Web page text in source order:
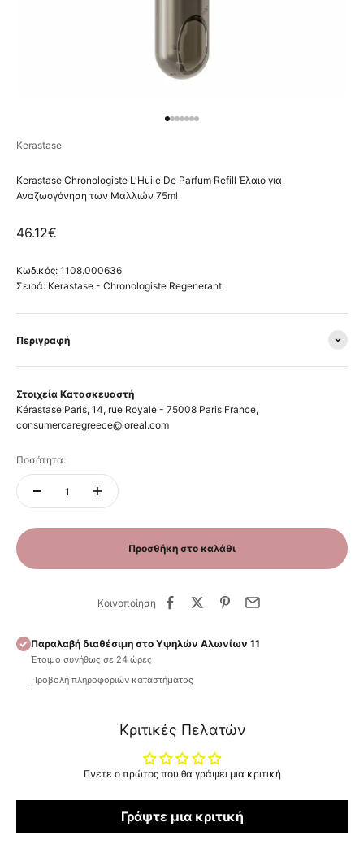
Kerastase
Kerastase Chronologiste L'Ηuile De Parfum Refill Έλαιο για
Αναζωογόνηση των Μαλλιών 75ml
Τιμή πώλησης
46.12€
Κωδικός: 1108.000636
Σειρά: Kerastase - Chronologiste Regenerant
Περιγραφή
Στοιχεία Κατασκευαστή
Kérastase Paris, 14, rue Royale - 75008 Paris France,
consumercaregreece@loreal.com
Ποσότητα:
Προσθήκη στο καλάθι
Κοινοποίηση
Παραλαβή διαθέσιμη στο Υψηλών Αλωνίων 11
Έτοιμο συνήθως σε 24 ώρες
Προβολή πληροφοριών καταστήματος
Κριτικές Πελατών
Γίνετε ο πρώτος που θα γράψει μια κριτική
Γράψτε μια κριτική